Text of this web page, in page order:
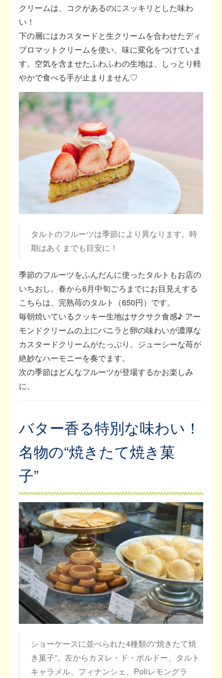
クリームは、コクがあるのにスッキリとした味わ
い！
下の層にはカスタードと生クリームを合わせたディ
プロマットクリームを使い、味に変化をつけていま
す。空気を含ませたふわふわの生地は、しっとり軽
やかで食べる手が止まりません♡
タルトのフルーツは季節により異なります。時
期はあくまでも目安に！
季節のフルーツをふんだんに使ったタルトもお店の
いちおし。春から6月中旬ごろまでにお目見えする
こちらは、完熟苺のタルト（650円）です。
毎朝焼いているクッキー生地はサクサク食感♪ アー
モンドクリームの上にバニラと卵の味わいが濃厚な
カスタードクリームがたっぷり。ジューシーな苺が
絶妙なハーモニーを奏でます。
次の季節はどんなフルーツが登場するかお楽しみ
に。
バター香る特別な味わい！
名物の“焼きたて焼き菓
子”
ショーケースに並べられた4種類の“焼きたて焼
き菓子”。左からカヌレ・ド・ボルドー、タルト
キャラメル、フィナンシェ、Poliレモングラ